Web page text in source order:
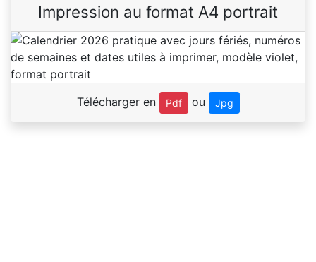
Impression au format A4 portrait
Télécharger en Pdf ou Jpg